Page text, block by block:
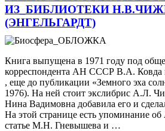
ИЗ_БИБЛИОТЕКИ
(ЭНГЕЛЬГАРДТ)
Книга выпущена в 1971 году под
корреспондента АН СССР В.А. Ковда в
, еще до публикации «Земного эха
1976). На ней стоит экслибрис А.Л.
Нина Вадимовна добавила его и
На этой странице есть упоминание
статье М.Н. Гневышева и …